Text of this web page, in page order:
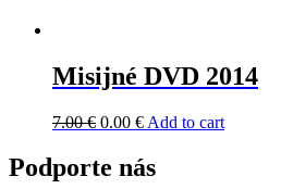
Misijné DVD 2014
7.00€ 0.00 € Add to cart
Podporte nás